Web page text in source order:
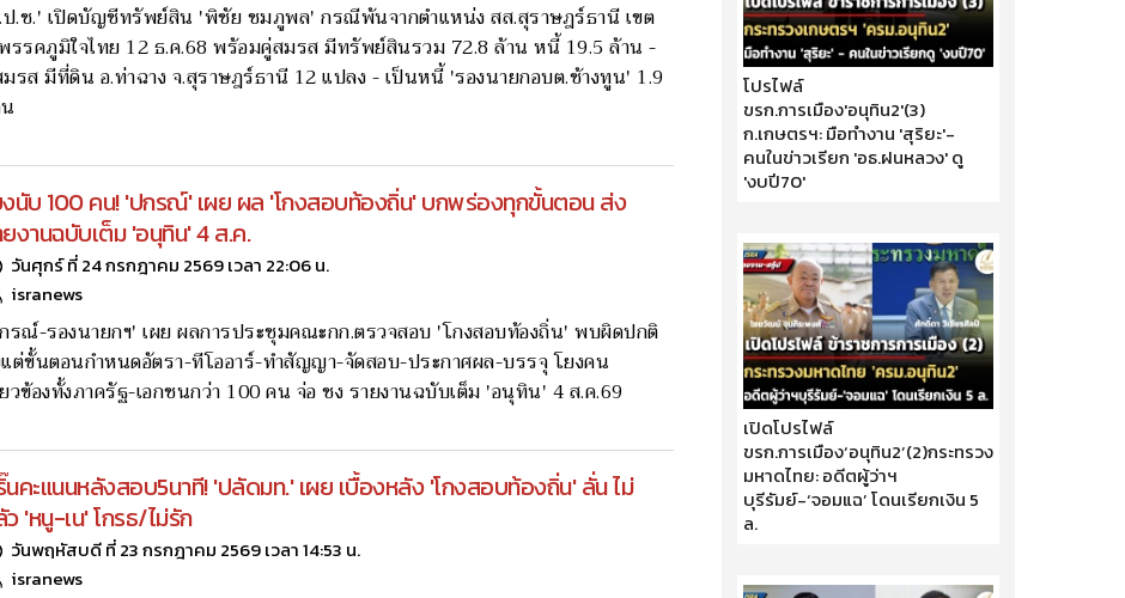
.ช.' เปิดบัญชีทรัพย์สิน 'พิชัย ชมภูพล' กรณีพ้นจากตำแหน่ง สส.สุราษฎร์ธานี เขต
รรคภูมิใจไทย 12 ธ.ค.68 พร้อมคู่สมรส มีทรัพย์สินรวม 72.8 ล้าน หนี้ 19.5 ล้าน -
รส มีที่ดิน อ.ท่าฉาง จ.สุราษฎร์ธานี 12 แปลง - เป็นหนี้ 'รองนายกอบต.ช้างทูน' 1.9
นับ 100 คน! 'ปกรณ์' เผย ผล 'โกงสอบท้องถิ่น' บกพร่องทุกขั้นตอน ส่ง
งานฉบับเต็ม 'อนุทิน' 4 ส.ค.
วันศุกร์ ที่ 24 กรกฎาคม 2569 เวลา 22:06 น.
isranews
รณ์-รองนายกฯ' เผย ผลการประชุมคณะกก.ตรวจสอบ 'โกงสอบท้องถิ่น' พบผิดปกติ
ต่ขั้นตอนกำหนดอัตรา-ทีโออาร์-ทำสัญญา-จัดสอบ-ประกาศผล-บรรจุ โยงคน
วข้องทั้งภาครัฐ-เอกชนกว่า 100 คน จ่อ ชง รายงานฉบับเต็ม 'อนุทิน' 4 ส.ค.69
คะแนนหลังสอบ5นาที! 'ปลัดมท.' เผย เบื้องหลัง 'โกงสอบท้องถิ่น' ลั่น ไม่
'หนู-เน' โกรธ/ไม่รัก
วันพฤหัสบดี ที่ 23 กรกฎาคม 2569 เวลา 14:53 น.
isranews
โปรไฟล์
ขรก.การเมือง'อนุทิน2'(3)
ก.เกษตรฯ: มือทำงาน 'สุริยะ'-
คนในข่าวเรียก 'อธ.ฝนหลวง' ดู
'งบปี70'
เปิดโปรไฟล์
ขรก.การเมือง‘อนุทิน2’(2)กระทรวง
มหาดไทย: อดีตผู้ว่าฯ
บุรีรัมย์-‘จอมแฉ’ โดนเรียกเงิน 5
ล.